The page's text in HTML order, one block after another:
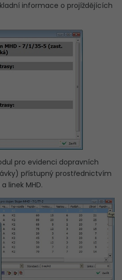
informace o projíždějících
pro evidenci dopravních
přístupný prostřednictvím
linek MHD.